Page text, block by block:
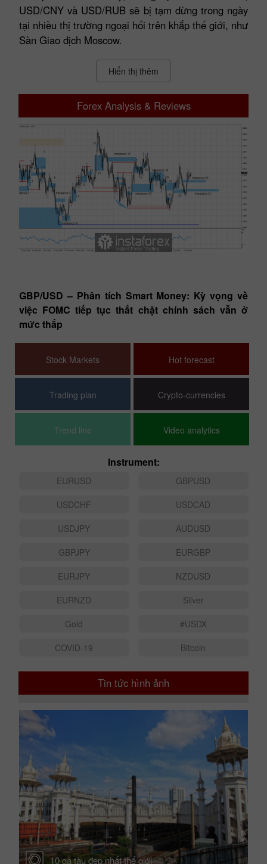
USD/CNY và USD/RUB sẽ bị tạm dừng trong ngày
tại nhiều thị trường ngoại hối trên khắp thế giới, như
Sàn Giao dịch Moscow.
Hiển thị thêm
Forex Analysis & Reviews
GBP/USD – Phân tích Smart Money: Kỳ vọng về
việc FOMC tiếp tục thắt chặt chính sách vẫn ở
mức thấp
Stock Markets Hot forecast
Trading plan Crypto-currencies
Trend line Video analytics
Instrument:
EURUSD
GBPUSD
USDCHF
USDCAD
USDJPY
AUDUSD
GBPJPY
EURGBP
EURJPY
NZDUSD
EURNZD
Silver
Gold
#USDX
COVID-19
Bitcoin
Tin tức hình ảnh
10 ga tàu đẹp nhất thế giới